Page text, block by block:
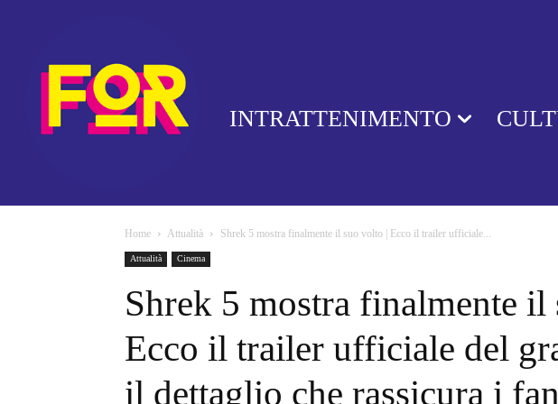
INTRATTENIMENTO
Home Attualità Shrek 5 mostra finalmente il suo volto | Ecco il trailer ufficiale...
Attualità Cinema
Shrek 5 mostra finalmente il
Ecco il trailer ufficiale del
il dettaglio che rassicura i fan